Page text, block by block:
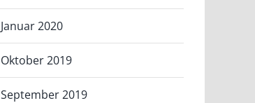
Januar 2020
Oktober 2019
September 2019